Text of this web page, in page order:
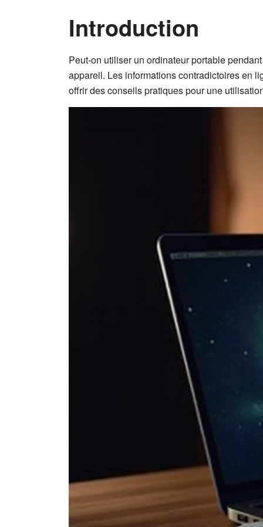
Introduction
Peut-on utiliser un ordinateur portable
appareil. Les informations contradictoires en
offrir des conseils pratiques pour une